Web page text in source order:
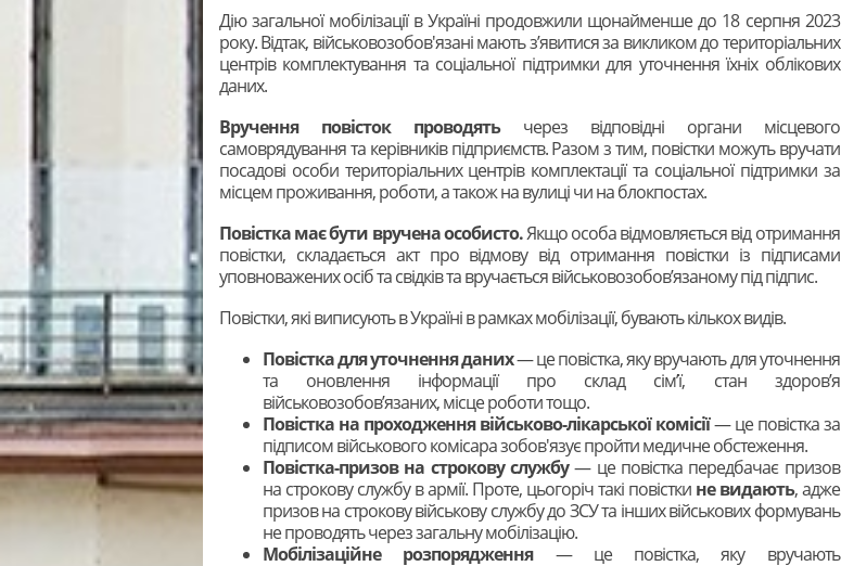
Дію загальної мобілізації в Україні продовжили щонайменше до 18 серпня 2023
року. Відтак, військовозобов'язані мають з’явитися за викликом до територіальних
центрів комплектування та соціальної підтримки для уточнення їхніх облікових
даних.
Вручення повісток проводятьчерез відповідні органи місцевого
самоврядування та керівників підприємств. Разом з тим, повістки можуть вручати
посадові особи територіальних центрів комплектації та соціальної підтримки за
місцем проживання, роботи, а також на вулиці чи на блокпостах.
Повістка має бути вручена особисто.Якщо особа відмовляється від отримання
повістки, складається акт про відмову від отримання повістки із підписами
уповноважених осіб та свідків та вручається військовозобов’язаному під підпис.
Повістки, які виписують в Україні в рамках мобілізації, бувають кількох видів.
Повістка для уточнення даних— це повістка, яку вручають для уточнення
та оновлення інформації про склад сім’ї, стан здоров’я
військовозобов’язаних, місце роботи тощо.
Повістка на проходження військово-лікарської комісії— це повістка за
підписом військового комісара зобов'язує пройти медичне обстеження.
Повістка-призов на строкову службу— це повістка передбачає призов
на строкову службу в армії. Проте, цьогоріч такі повісткине видають, адже
призов на строкову військову службу до ЗСУ та інших військових формувань
не проводять через загальну мобілізацію.
Мобілізаційне розпорядження — це повістка, яку вручають